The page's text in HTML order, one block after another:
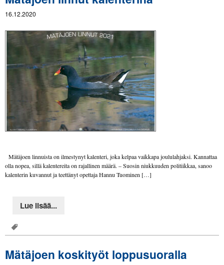
16.12.2020
Mätäjoen linnuista on ilmestynyt kalenteri, joka kelpaa vaikkapa joululahjaksi. Kannattaa
olla nopea, sillä kalentereita on rajallinen määrä. – Suosin niukkuuden politiikkaa, sanoo
kalenterin kuvannut ja teettänyt opettaja Hannu Tuominen […]
Lue lisää...
Mätäjoen koskityöt loppusuoralla